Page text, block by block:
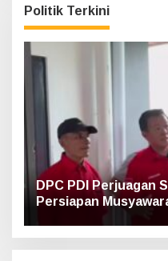
Politik Terkini
DPC PDI Perjuagan
Persiapan